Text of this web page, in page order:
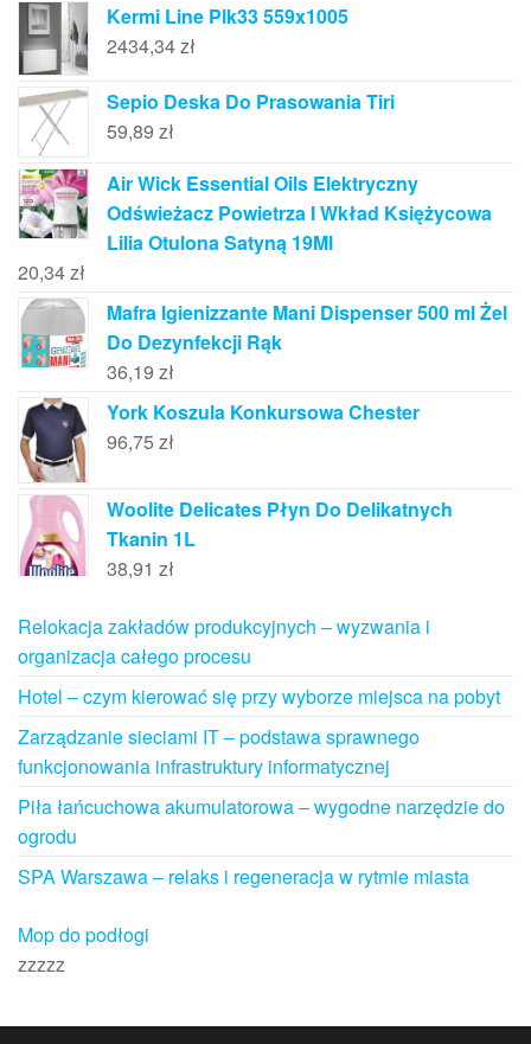
Kermi Line Plk33 559x1005
2434,34zł
Sepio Deska Do Prasowania Tiri
59,89 zł
Air Wick Essential Oils Elektryczny
Odświeżacz Powietrza I Wkład Księżycowa
Lilia Otulona Satyną 19Ml
20,34zł
Mafra Igienizzante Mani Dispenser 500 ml Żel
Do Dezynfekcji Rąk
36,19 zł
York Koszula Konkursowa Chester
96,75 zł
Woolite Delicates Płyn Do Delikatnych
Tkanin 1L
38,91 zł
Relokacja zakładów produkcyjnych – wyzwania i
organizacja całego procesu
Hotel – czym kierować się przy wyborze miejsca na pobyt
Zarządzanie sieciami IT – podstawa sprawnego
funkcjonowania infrastruktury informatycznej
Piła łańcuchowa akumulatorowa – wygodne narzędzie do
ogrodu
SPA Warszawa – relaks i regeneracja w rytmie miasta
Mop do podłogi
zzzzz